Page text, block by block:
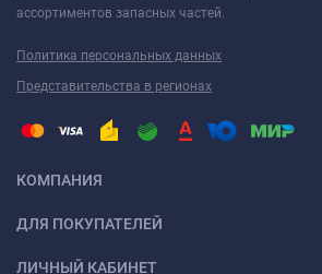
ассортиментов запасных частей.
Политика персональных данных
Представительства в регионах
КОМПАНИЯ
ДЛЯ ПОКУПАТЕЛЕЙ
ЛИЧНЫЙ КАБИНЕТ